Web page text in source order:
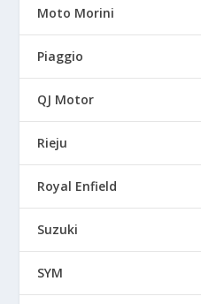
Moto Morini
Piaggio
QJ Motor
Rieju
Royal Enfield
Suzuki
SYM